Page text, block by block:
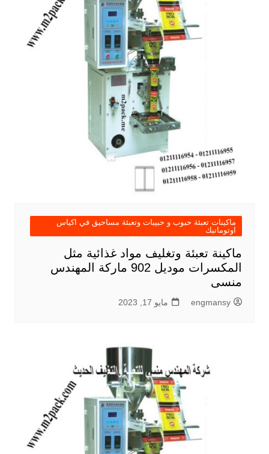
ماكينات تعبئة حبوب و حبيبات وتعبئة مساحيق في اكياس
اوتوماتيك
ماكينة تعبئة وتغليف مواد غذائية مثل
المكسرات موديل 902 ماركة المهندس
منسى
engmansy مايو 17, 2023